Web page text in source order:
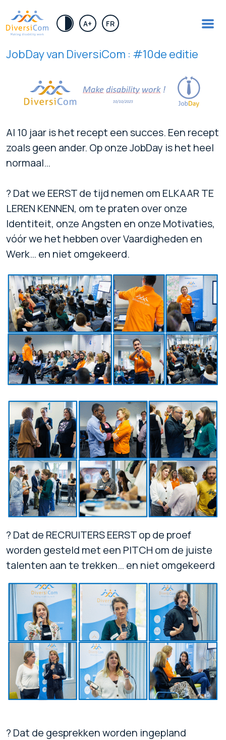
A+ FR
JobDay van DiversiCom : #10de editie
Al 10 jaar is het recept een succes. Een recept
zoals geen ander. Op onze JobDay is het heel
normaal…
? Dat we EERST de tijd nemen om ELKAAR TE
LEREN KENNEN, om te praten over onze
Identiteit, onze Angsten en onze Motivaties,
vóór we het hebben over Vaardigheden en
Werk… en niet omgekeerd.
? Dat de RECRUITERS EERST op de proef
worden gesteld met een PITCH om de juiste
talenten aan te trekken… en niet omgekeerd
? Dat de gesprekken worden ingepland